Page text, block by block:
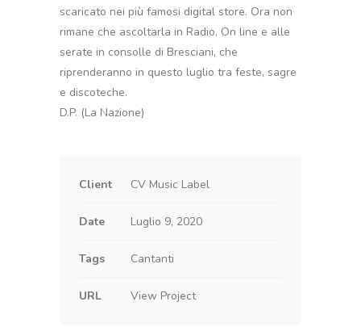
scaricato nei più famosi digital store. Ora non
rimane che ascoltarla in Radio, On line e alle
serate in consolle di Bresciani, che
riprenderanno in questo luglio tra feste, sagre
e discoteche.
D.P. (La Nazione)
Client CV Music Label
Date Luglio 9, 2020
Tags Cantanti
URL View Project